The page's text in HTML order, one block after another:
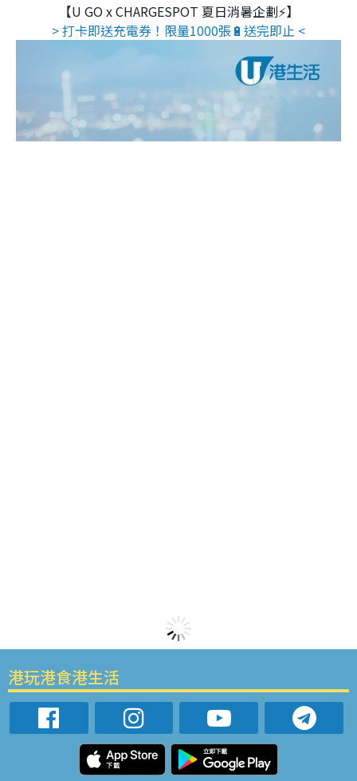
【U GO x CHARGESPOT 夏日消暑企劃⚡】
> 打卡即送充電券！限量1000張🔋送完即止 <
港玩港食港生活